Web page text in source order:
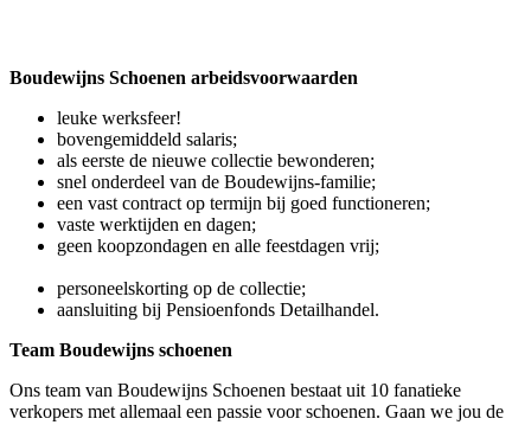
Boudewijns Schoenen arbeidsvoorwaarden
leuke werksfeer!
bovengemiddeld salaris;
als eerste de nieuwe collectie bewonderen;
snel onderdeel van de Boudewijns-familie;
een vast contract op termijn bij goed functioneren;
vaste werktijden en dagen;
geen koopzondagen en alle feestdagen vrij;
personeelskorting op de collectie;
aansluiting bij Pensioenfonds Detailhandel.
Team Boudewijns schoenen
Ons team van Boudewijns Schoenen bestaat uit 10 fanatieke
verkopers met allemaal een passie voor schoenen. Gaan we jou de